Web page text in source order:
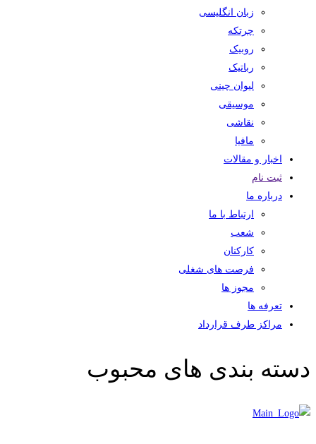
زبان انگلیسی
چرتکه
روبیک
رباتیک
لیوان چینی
موسیقی
نقاشی
مافیا
اخبار و مقالات
ثبت نام
درباره ما
ارتباط با ما
شعب
کارکنان
فرصت های شغلی
مجوز ها
تعرفه ها
مراکز طرف قرارداد
دسته بندی های محبوب